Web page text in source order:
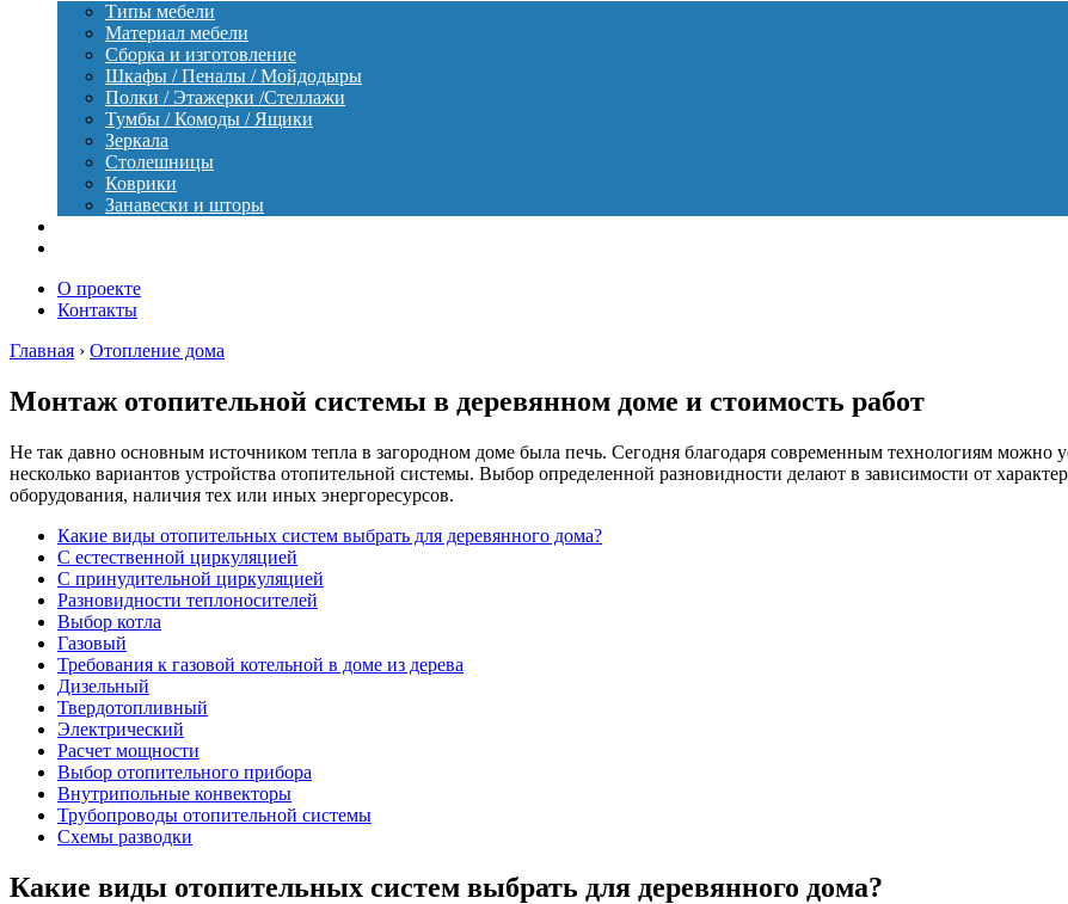
Типы мебели
Материал мебели
Сборка и изготовление
Шкафы / Пеналы / Мойдодыры
Полки / Этажерки /Стеллажи
Тумбы / Комоды / Ящики
Зеркала
Столешницы
Коврики
Занавески и шторы
О проекте
Контакты
Главная › Отопление дома
Монтаж отопительной системы в деревянном доме и стоимость работ
Не так давно основным источником тепла в загородном доме была печь. Сегодня благодаря современным технологиям можно
несколько вариантов устройства отопительной системы. Выбор определенной разновидности делают в зависимости от
оборудования, наличия тех или иных энергоресурсов.
Какие виды отопительных систем выбрать для деревянного дома?
С естественной циркуляцией
С принудительной циркуляцией
Разновидности теплоносителей
Выбор котла
Газовый
Требования к газовой котельной в доме из дерева
Дизельный
Твердотопливный
Электрический
Расчет мощности
Выбор отопительного прибора
Внутрипольные конвекторы
Трубопроводы отопительной системы
Схемы разводки
Какие виды отопительных систем выбрать для деревянного дома?